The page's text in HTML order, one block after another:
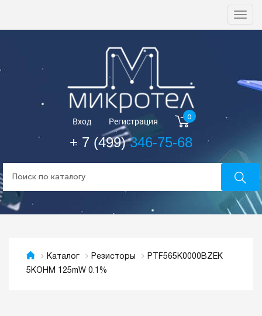
Вход Регистрация 0
+ 7 (499)346-75-68
Каталог Резисторы
PTF565K0000BZEK
5KOHM 125mW 0.1%